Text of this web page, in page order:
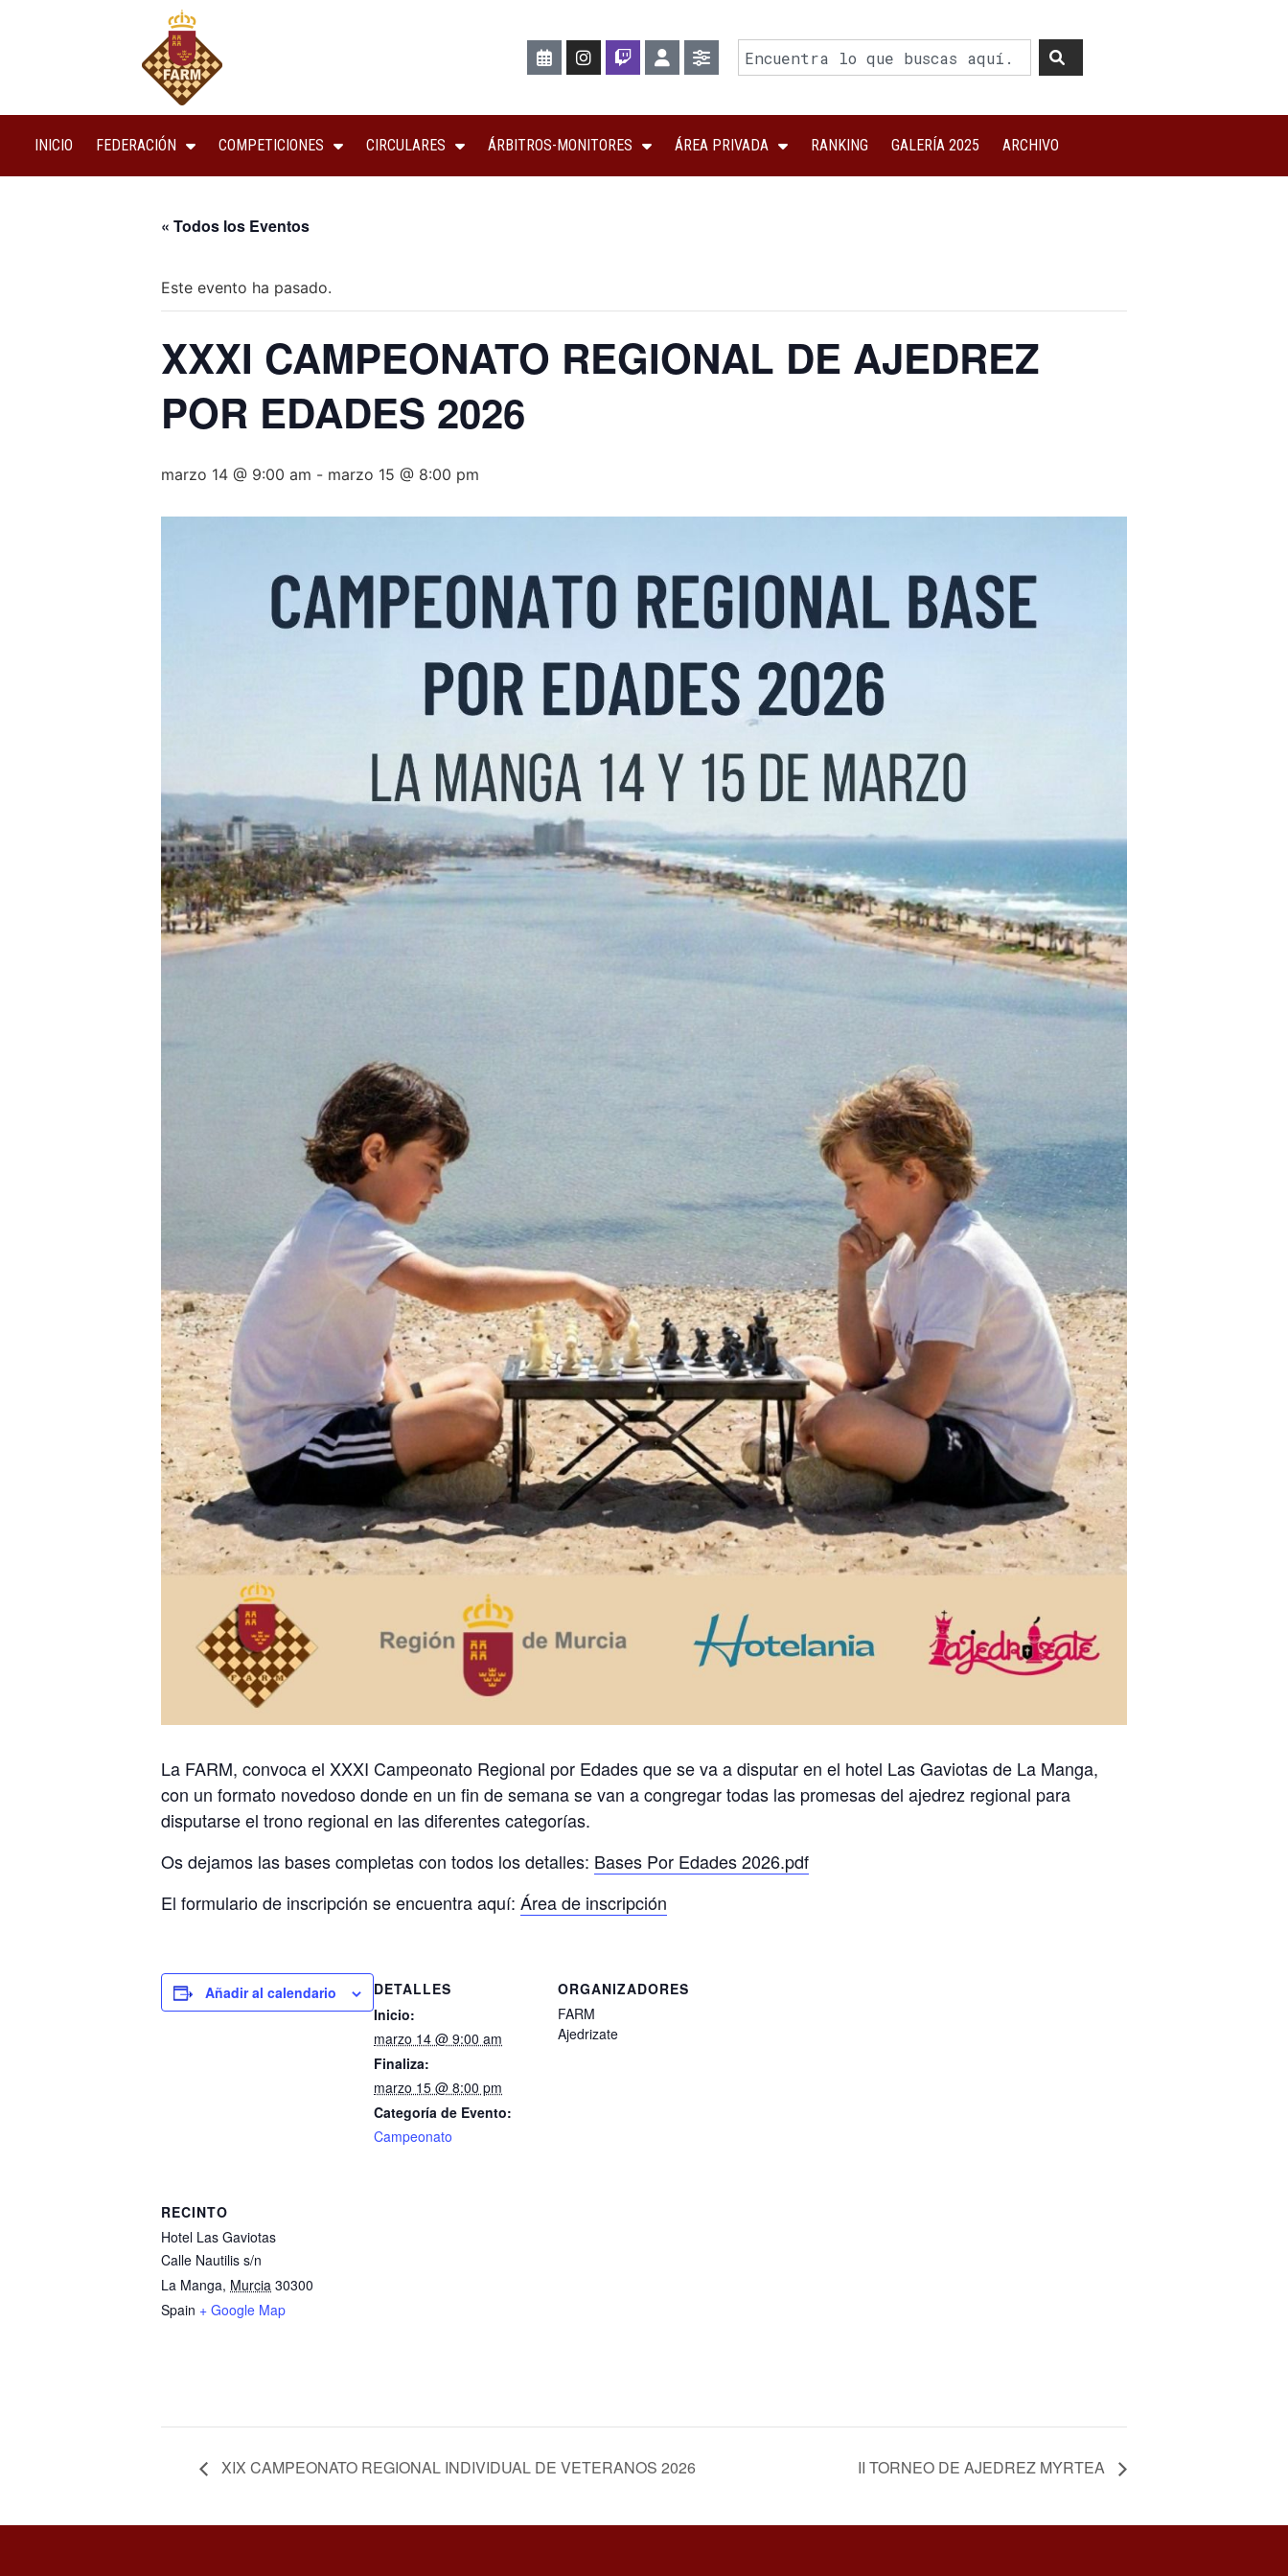
INICIO FEDERACIÓN COMPETICIONES CIRCULARES ÁRBITROS-MONITORES ÁREA PRIVADA RANKING GALERÍA 2025 ARCHIVO
« Todos los Eventos
Este evento ha pasado.
XXXI CAMPEONATO REGIONAL DE AJEDREZ
POR EDADES 2026
marzo 14 @ 9:00 am - marzo 15 @ 8:00 pm
La FARM, convoca el XXXI Campeonato Regional por Edades que se va a disputar en el hotel Las Gaviotas de La Manga,
con un formato novedoso donde en un fin de semana se van a congregar todas las promesas del ajedrez regional para
disputarse el trono regional en las diferentes categorías.
Os dejamos las bases completas con todos los detalles: Bases Por Edades 2026.pdf
El formulario de inscripción se encuentra aquí: Área de inscripción
Añadir al calendario
DETALLES
Inicio:
marzo 14 @ 9:00 am
Finaliza:
marzo 15 @ 8:00 pm
Categoría de Evento:
Campeonato
ORGANIZADORES
FARM
Ajedrizate
RECINTO
Hotel Las Gaviotas
Calle Nautilis s/n
La Manga, Murcia 30300
Spain + Google Map
XIX CAMPEONATO REGIONAL INDIVIDUAL DE VETERANOS 2026 II TORNEO DE AJEDREZ MYRTEA